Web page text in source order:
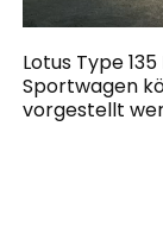
Lotus Type
Sportwagen
vorgestellt